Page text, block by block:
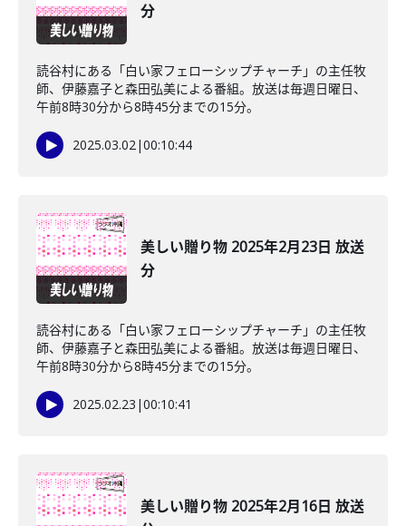
分
読谷村にある「白い家フェローシップチャーチ」の主任牧
師、伊藤嘉子と森田弘美による番組。放送は毎週日曜日、
午前8時30分から8時45分までの15分。
2025.03.02|00:10:44
美しい贈り物 2025年2月23日 放送
分
読谷村にある「白い家フェローシップチャーチ」の主任牧
師、伊藤嘉子と森田弘美による番組。放送は毎週日曜日、
午前8時30分から8時45分までの15分。
2025.02.23 |00:10:41
美しい贈り物 2025年2月16日 放送